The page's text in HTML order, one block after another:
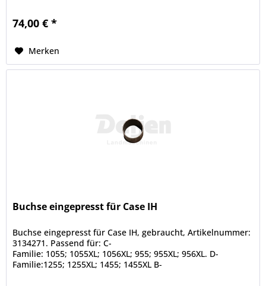
74,00 € *
Merken
Buchse eingepresst für Case IH
Buchse eingepresst für Case IH, gebraucht, Artikelnummer:
3134271. Passend für: C-
Familie: 1055; 1055XL; 1056XL; 955; 955XL; 956XL. D-
Familie:1255; 1255XL; 1455; 1455XL B-